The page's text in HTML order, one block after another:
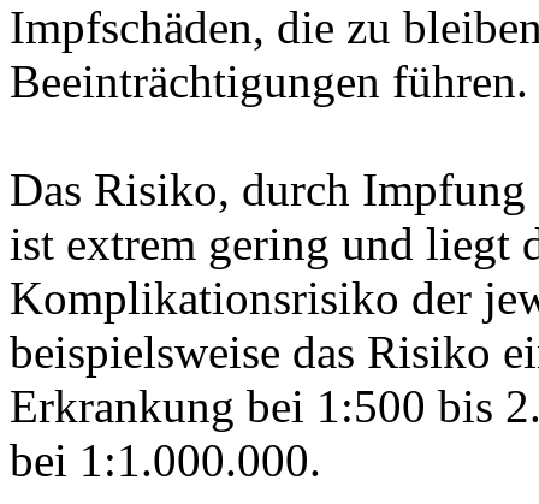
Impfschäden, die zu
Beeinträchtigungen
Das Risiko, durch Impfung
ist extrem gering und liegt
Komplikationsrisiko der
beispielsweise das Risiko
Erkrankung bei 1:500 bis
bei 1:1.000.000.